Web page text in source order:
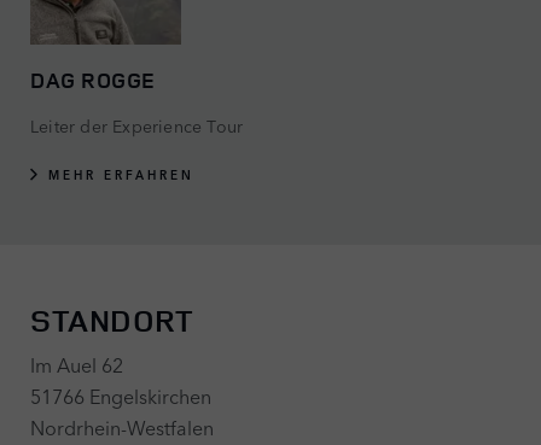
DAG ROGGE
Leiter der Experience Tour
MEHR ERFAHREN
STANDORT
Im Auel 62
51766 Engelskirchen
Nordrhein-Westfalen